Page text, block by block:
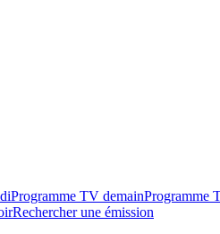
Programme TV demainProgramme
Rechercher une émission